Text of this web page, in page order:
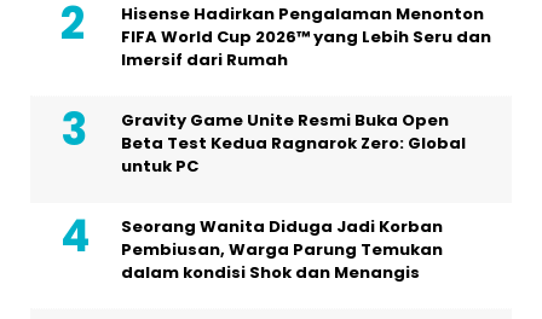
Hisense Hadirkan Pengalaman Menonton
FIFA World Cup 2026™ yang Lebih Seru dan
Imersif dari Rumah
Gravity Game Unite Resmi Buka Open
Beta Test Kedua Ragnarok Zero: Global
untuk PC
Seorang Wanita Diduga Jadi Korban
Pembiusan, Warga Parung Temukan
dalam kondisi Shok dan Menangis